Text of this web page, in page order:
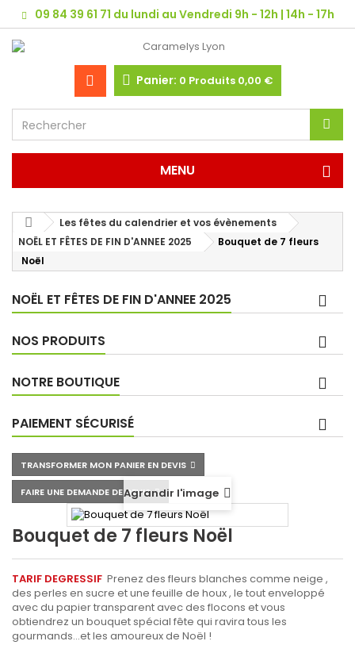
09 84 39 61 71 du lundi au Vendredi 9h - 12h | 14h - 17h
Panier: 0 Produits 0,00 €
MENU
Les fêtes du calendrier et vos évènements
NOËL ET FÊTES DE FIN D'ANNEE 2025
Bouquet de 7 fleurs
Noël
NOËL ET FÊTES DE FIN D'ANNEE 2025
NOS PRODUITS
NOTRE BOUTIQUE
PAIEMENT SÉCURISÉ
TRANSFORMER MON PANIER EN DEVIS
FAIRE UNE DEMANDE DE DEVISAgrandir l'image
Bouquet de 7 fleurs Noël
TARIF DEGRESSIF Prenez des fleurs blanches comme neige ,
des perles en sucre et une feuille de houx , le tout enveloppé
avec du papier transparent avec des flocons et vous
obtiendrez un bouquet spécial fête qui ravira tous les
gourmands...et les amoureux de Noël !